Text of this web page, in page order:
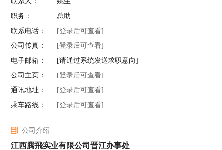
职务：
总助
联系电话：
[登录后可查看]
公司传真：
[登录后可查看]
电子邮箱：
[请通过系统发送求职意向]
公司主页：
[登录后可查看]
通讯地址：
[登录后可查看]
乘车路线：
[登录后可查看]
公司介绍
江西腾飛实业有限公司晋江办事处